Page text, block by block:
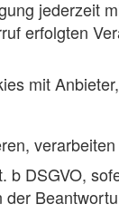
jederzeit
erfolgten
mit
b DSGVO,